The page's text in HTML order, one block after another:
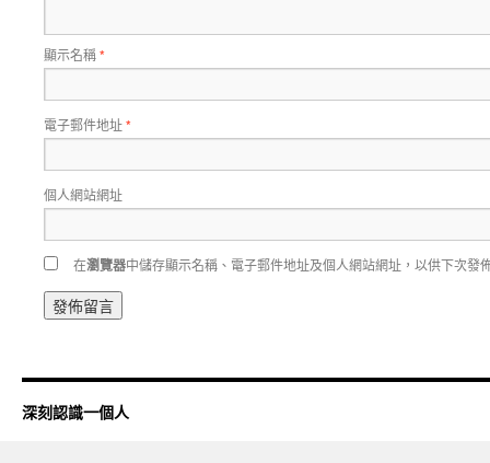
顯示名稱*
電子郵件地址*
個人網站網址
在瀏覽器中儲存顯示名稱、電子郵件地址及個人網站網址，以供下次發
深刻認識一個人